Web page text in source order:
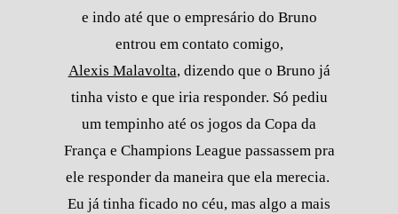
e indo até que o empresário do Bruno
entrou em contato comigo,
Alexis Malavolta, dizendo que o Bruno já
tinha visto e que iria responder. Só pediu
um tempinho até os jogos da Copa da
França e Champions League passassem pra
ele responder da maneira que ela merecia.
Eu já tinha ficado no céu, mas algo a mais